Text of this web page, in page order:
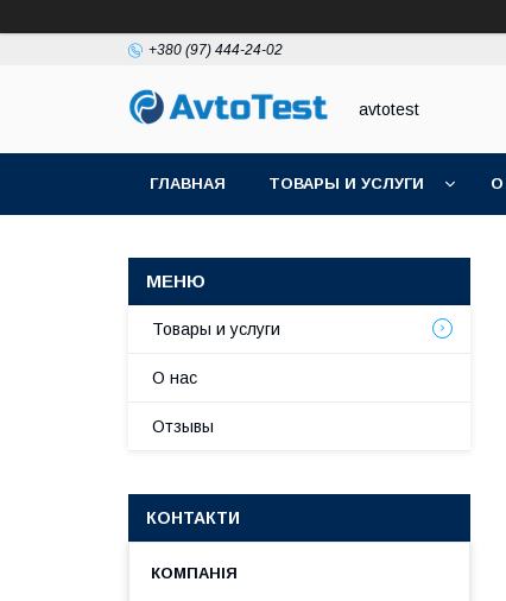
+380 (97) 444-24-02
avtotest
ГЛАВНАЯ ТОВАРЫ И УСЛУГИ О
Товары и услуги
О нас
Отзывы
КОНТАКТИ